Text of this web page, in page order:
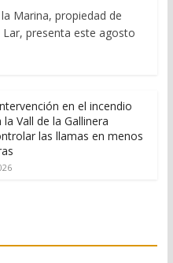
Marina, propiedad de
presenta este agosto
en el incendio
Vall de la Gallinera
las llamas en menos